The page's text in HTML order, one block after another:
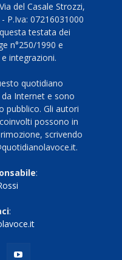
del Casale Strozzi,
P.Iva: 07216031000
testata dei
n°250/1990 e
integrazioni.
quotidiano
Internet e sono
pubblico. Gli autori
possono in
scrivendo
:
: